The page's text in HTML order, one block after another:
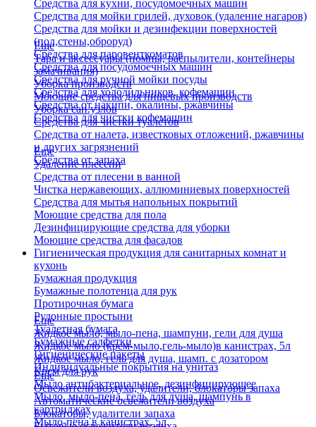
Средства для кухни, посудомоечных машин
Средства для мойки грилей, духовок (удаление нагаров)
Средства для мойки и дезинфекции поверхностей
(пол,стены,оброруд)
Средства для паровенткоматов
Средства для посудомоечных машин
Средства для ручной мойки посуды
Средства для холодильников, кофемашин
Средства от накипи, окалины, ржавчины
Средства для чистки кофемашин
Еще
Тара и аксессуары (помпы, распылители, контейнеры
замачивания)
Уборка производств
Моющие средства для пищевых производств
Уборка сан.узлов
Средства для чистки туалетов
Средства от налета, известковых отложений, ржавчины
и других загрязнений
Средства от запаха
Еще
Удаление плесени
Средства от плесени в ванной
Чистка нержавеющих, аллюминиевых поверхностей
Средства для мытья напольных покрытий
Моющие средства для пола
Дезинфицирующие средства для уборки
Моющие средства для фасадов
Гигиеническая продукция для санитарных комнат и
кухонь
Бумажная продукция
Бумажные полотенца для рук
Протирочная бумага
Рулонные простыни
Туалетная бумага
Бумажные салфетки
Гигиенические пакеты
Индивидуальные покрытия на унитаз
Еще
Жидкое мыло, мыло-пена, шампуни, гели для душа
Жидкое мыло (крем-мыло,гель-мыло)в канистрах, 5л
Жидкое мыло, гель для душа, шамп. с дозатором
Крем для рук
Мыло антибактериальное, дезинфицирующее
Мыло, мыло-пена, гель для душа, шампунь в
картриджах
Мыло-пена в канистрах, 5л
Еще
Освежители воздуха, удалители, блокаторы запаха
Автоматические освежители воздуха
Блокаторы, удалители запаха